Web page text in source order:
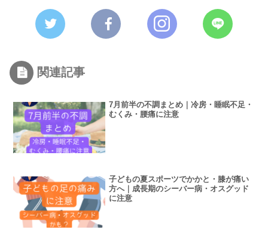
関連記事
7月前半の不調まとめ｜冷房・睡眠不足・
むくみ・腰痛に注意
子どもの夏スポーツでかかと・膝が痛い
方へ｜成長期のシーバー病・オスグッド
に注意